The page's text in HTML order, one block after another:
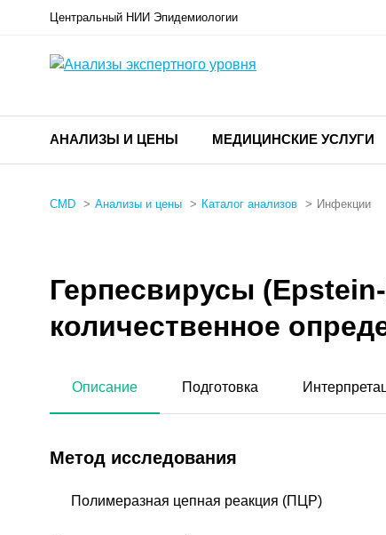
Центральный НИИ Эпидемиологии
АНАЛИЗЫ И ЦЕНЫ МЕДИЦИНСКИЕ УСЛУГИ
CMD Анализы и цены Каталог анализов Инфекции
Герпесвирусы
количественное
Описание Подготовка
Метод исследования
Полимеразная цепная реакция (ПЦР)